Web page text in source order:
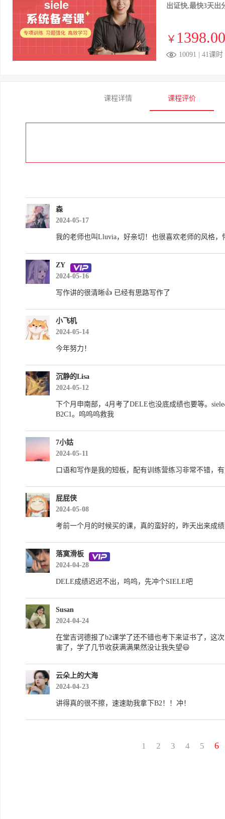
出证快,最快3天出
￥ 1398.00
10091 | 41课时
课程详情 课程评价
森
2024-05-17
我的老师也叫Lluvia，好亲切！也很喜欢老师的风格，
ZY
2024-05-16
写作讲的很清晰👍 已经有思路写作了
小飞机
2024-05-14
今年努力！
沉静的Lisa
2024-05-12
下个月申南部，4月考了DELE也没底成绩也要等。
B2C1。呜呜呜救我
7小姑
2024-05-11
口语和写作是我的短板，配有训练营练习非常不错，
屁屁侠
2024-05-08
考前一个月的时候买的课，真的蛮好的，昨天出来成
落寞滑板
2024-04-28
DELE成绩迟迟不出，呜呜，先冲个SIELE吧
Susan
2024-04-24
在堂吉诃德报了b2课学了还不错也考下来证书了，这
害了，学了几节收获满满果然没让我失望😃
云朵上的大海
2024-04-23
讲得真的很不擦，速速助我拿下B2！！冲！
1 2 3 4 5 6